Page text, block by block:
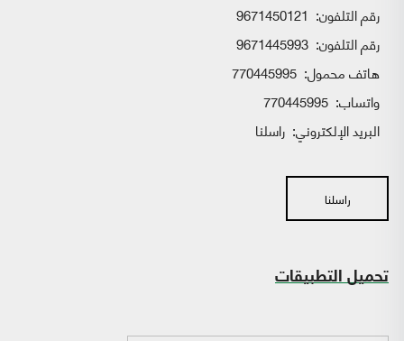
رقم التلفون: 9671450121
رقم التلفون: 9671445993
هاتف محمول: 770445995
واتساب:
البريد الإلكتروني: راسلنا
راسلنا
تحميل التطبيقات